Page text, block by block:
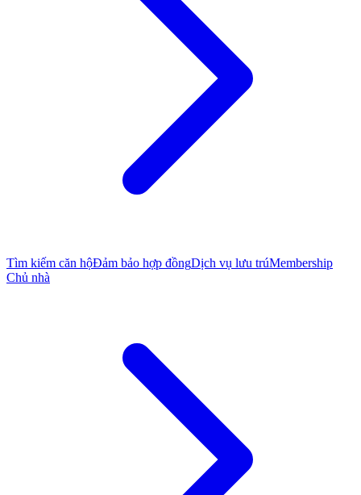
Tìm kiếm căn hộĐảm bảo hợp đồngDịch vụ lưu trúMembership
Chủ nhà